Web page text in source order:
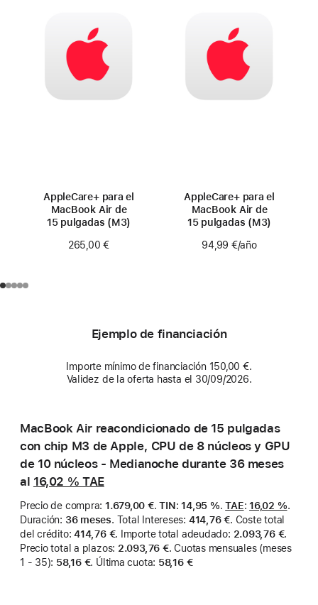
AppleCare+ para el
MacBook Air de
15 pulgadas (M3)
265,00 €
AppleCare+ para el
MacBook Air de
15 pulgadas (M3)
94,99 €/año
Ejemplo de financiación
Importe mínimo de financiación 150,00 €.
Validez de la oferta hasta el 30/09/2026.
MacBook Air reacondicionado de 15 pulgadas
con chip M3 de Apple, CPU de 8 núcleos y GPU
de 10 núcleos - Medianoche durante 36 meses
al 16,02 % TAE
Precio de compra: 1.679,00 €.TIN: 14,95 %.TAE: 16,02 %.
Duración: 36 meses. Total Intereses: 414,76 €. Coste total
del crédito: 414,76 €. Importe total adeudado: 2.093,76 €.
Precio total a plazos: 2.093,76 €.Cuotas mensuales (meses
1 - 35): 58,16 €. Última cuota: 58,16 €